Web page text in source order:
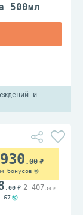
500мл
и
.00
бонусов
.00 2 407.00
67